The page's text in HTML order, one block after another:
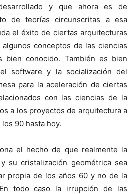
y que ahora es de
de teorías circunscritas a esa
el éxito de ciertas arquitecturas
conceptos de las ciencias
bien conocido. También es bien
software y la socialización del
para la aceleración de ciertas
con las ciencias de la
a los proyectos de arquitectura a
90 hasta hoy.
el hecho de que realmente la
su cristalización geométrica sea
propia de los años 60 y no de la
todo caso la irrupción de las